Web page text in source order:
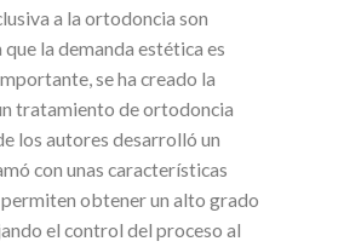
a la ortodoncia son
que la demanda estética es
se ha creado la
tratamiento de ortodoncia
los autores desarrolló un
con unas características
obtener un alto grado
el control del proceso al